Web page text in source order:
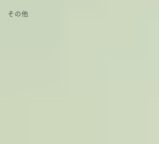
その他